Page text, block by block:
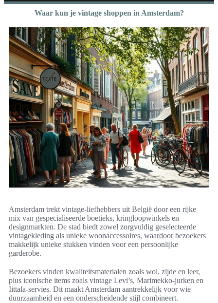
Waar kun je vintage shoppen in Amsterdam?
Amsterdam trekt vintage-liefhebbers uit België door een rijke
mix van gespecialiseerde boetieks, kringloopwinkels en
designmarkten. De stad biedt zowel zorgvuldig geselecteerde
vintagekleding als unieke woonaccessoires, waardoor bezoekers
makkelijk unieke stukken vinden voor een persoonlijke
garderobe.
Bezoekers vinden kwaliteitsmaterialen zoals wol, zijde en leer,
plus iconische items zoals vintage Levi’s, Marimekko-jurken en
Iittala-servies. Dit maakt Amsterdam aantrekkelijk voor wie
duurzaamheid en een onderscheidende stijl combineert.